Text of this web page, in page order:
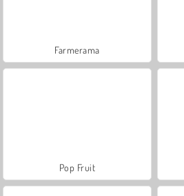
Farmerama
Pop Fruit